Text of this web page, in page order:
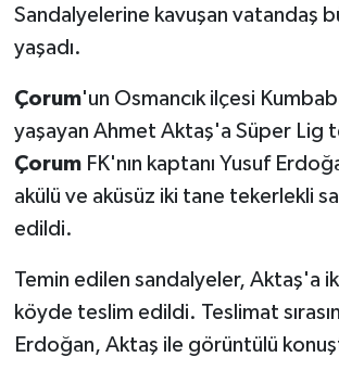
Sandalyelerine kavuşan vatandaş
yaşadı.
Çorum'un Osmancık ilçesi
yaşayan Ahmet Aktaş'a Süper Lig
ÇorumFK'nın kaptanı Yusuf
akülü ve aküsüz iki tane tekerlekli
edildi.
Temin edilen sandalyeler, Aktaş'a
köyde teslim edildi. Teslimat
Erdoğan, Aktaş ile görüntülü